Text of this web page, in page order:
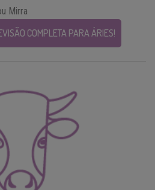
Mirra
COMPLETA PARA ÁRIES!